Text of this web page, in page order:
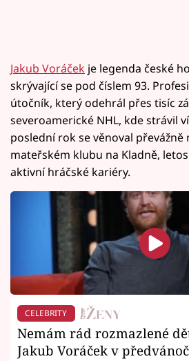
Jakub Voráček je legenda české
skrývající se pod číslem 93.
útočník, který odehrál přes tisíc
severoamerické NHL, kde strávil
poslední rok se věnoval
mateřském klubu na Kladně,
aktivní hráčské kariéry.
CELEBRITY
Nemám rád rozmazlené
Jakub Voráček v